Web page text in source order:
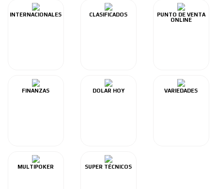
INTERNACIONALES CLASIFICADOS
PUNTO DE VENTA
ONLINE
FINANZAS DOLAR HOY VARIEDADES
MULTIPOKER SUPER TÉCNICOS